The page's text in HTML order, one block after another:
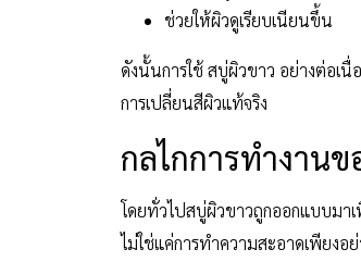
ช่วยให้ผิวดูเรียบเนียนขึ้น
ดังนั้นการใช้ สบู่ผิวขาว อย่างต่อเ
การเปลี่ยนสีผิวแท้จริง
กลไกการทำงาน
โดยทั่วไปสบู่ผิวขาวถูกออกแบบมา
ไม่ใช่แค่การทำความสะอาดเพียงอ